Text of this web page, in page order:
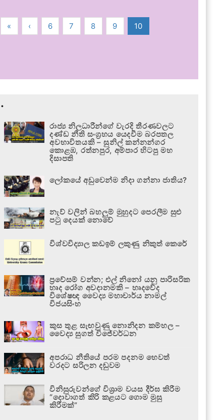
« ‹ 6 7 8 9 10
.
රාජ්‍ය නිලධාරීන්ගේ වැරදි තීරණවලට
දණ්ඩ නීති සංග්‍රහය යෙදවීම බරපතල
අවභාවිතයකි – සුනිල් කන්නන්ගර
කොළඹ, රත්නපුර, අම්පාර හිටපු මහ
දිසාපති
ලෝකයේ අඩුවෙන්ම නිදා ගන්නා ජාතිය?
නැව් වලින් බහලුම් මුහුදට පෙරලීම සුළු
පටු දෙයක් නොවේ
විශ්වවිද්‍යාල කඩඉම් ලකුණු නිකුත් කෙරේ
ප්‍රවේසම් වන්න; එල් නිනෝ යනු පාරිසරික
හෘද රෝග අවදානමකි – හෘදවේද
විශේෂඥ වෛද්‍ය මහාචාර්ය නාමල්
විජයසිංහ
කුස තුළ සැඟවුණු නොනිදන කම්හල –
වෛද්‍ය සුගත් විජේවර්ධන
අපරාධ නීතියේ පරම පදනම හෙවත්
වරදට සරිලන දඬුවම
විනිසුරුවන්ගේ විශ්‍රාම වයස දීර්ඝ කිරීම
“දොවාගත් කිරි කළයට ගොම මුසු
කිරීමක්”